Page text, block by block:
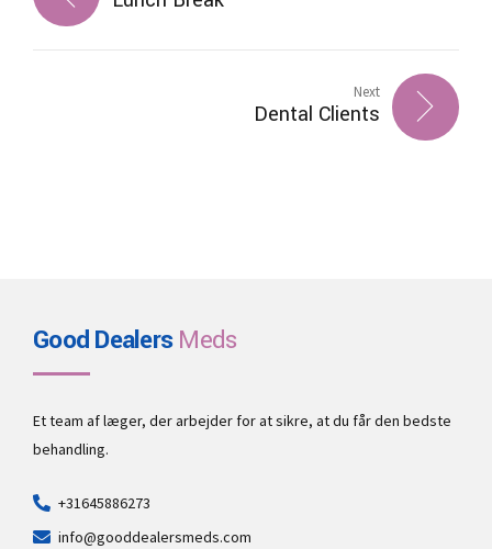
Next
Dental Clients
Good DealersMeds
Et team af læger, der arbejder for at sikre, at du får den bedste
behandling.
+31645886273
info@gooddealersmeds.com